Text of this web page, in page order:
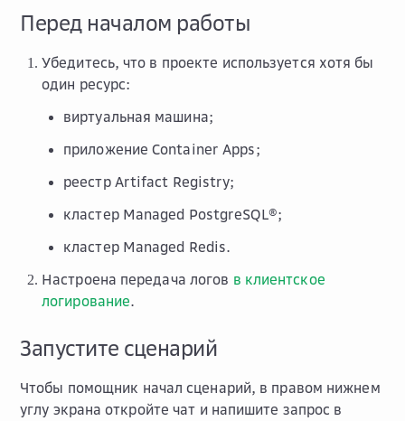
Перед началом работы
Убедитесь, что в проекте используется хотя бы
один ресурс:
виртуальная машина;
приложение Container Apps;
реестр Artifact Registry;
кластер Managed PostgreSQL®;
кластер Managed Redis.
Настроена передача логов в клиентское
логирование.
Запустите сценарий
Чтобы помощник начал сценарий, в правом нижнем
углу экрана откройте чат и напишите запрос в